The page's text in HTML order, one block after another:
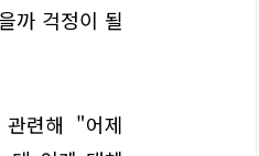
까 걱정이 될
련해 "어제